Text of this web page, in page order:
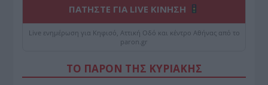
ΠΑΤΗΣΤΕ ΓΙΑ LIVE ΚΙΝΗΣΗ
Live ενημέρωση για Κηφισό, Αττική Οδό και κέντρο Αθήνας από το
paron.gr
ΤΟ ΠΑΡΟΝ ΤΗΣ ΚΥΡΙΑΚΗΣ